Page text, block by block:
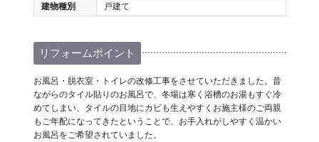
建物種別 戸建て
リフォームポイント
お風呂・脱衣室・トイレの改修工事をさせていただきました。昔
ながらのタイル貼りのお風呂で、冬場は寒く浴槽のお湯もすぐ冷
めてしまい、タイルの目地にカビも生えやすくお施主様のご両親
もご年配になってきたということで、お手入れがしやすく温かい
お風呂をご希望されていました。